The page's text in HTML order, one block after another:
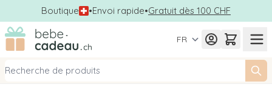
Boutique •Envoi rapide•Gratuit dès 100 CHF
Allez au contenu
FR